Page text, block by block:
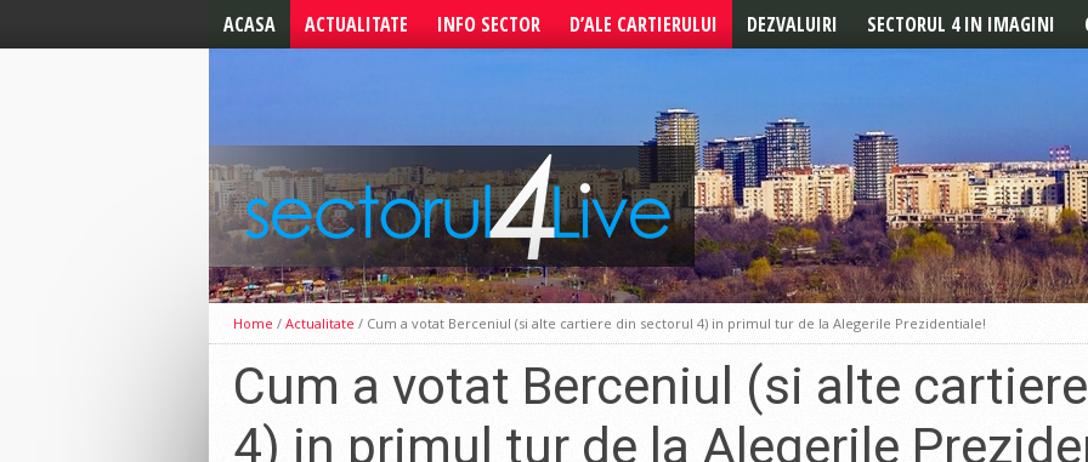
ACASA ACTUALITATE
ALEGERI PREZIDENTIALE
ALEGERI
EUROPARLAMENTARE
CELE MAI NOI STIRI
EDITORIAL
INFO SECTOR D’ALE CARTIERULUI
DE LA CITITORI
DEZVALUIRI SECTORUL 4 IN IMAGINI
Home / Actualitate / Cum a votat Berceniul (si alte cartiere din sectorul 4) in primul tur de la Alegerile Prezidentiale!
Cum a votat Berceniul (si alte
4) in primul tur de la Alegerile